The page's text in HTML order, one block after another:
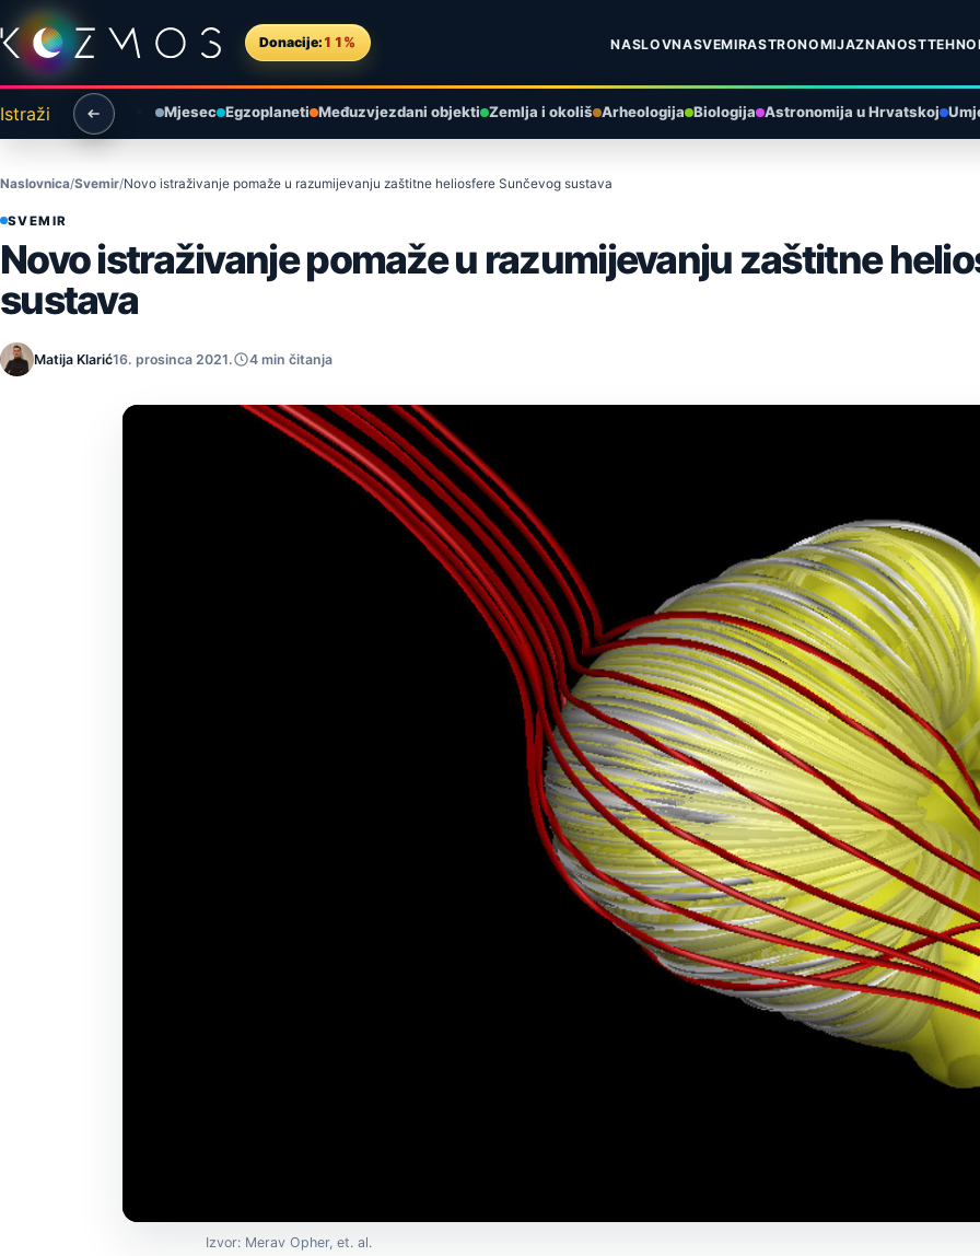
Preskoči na sadržaj
Donacije: 11% NASLOVNASVEMIRASTRONOMIJAZNANOST
Istraži Mjesec Egzoplaneti Međuzvjezdani objekti Zemlja i okoliš Arheologija Biologija Astronomija u Hrvatskoj
Naslovnica Svemir Novo istraživanje pomaže u razumijevanju zaštitne heliosfere Sunčevog sustava
SVEMIR
Novo istraživanje pomaže u razumijevanju zaštitne
sustava
Matija Klarić16. prosinca 2021. 4 min čitanja
Izvor: Merav Opher, et. al.